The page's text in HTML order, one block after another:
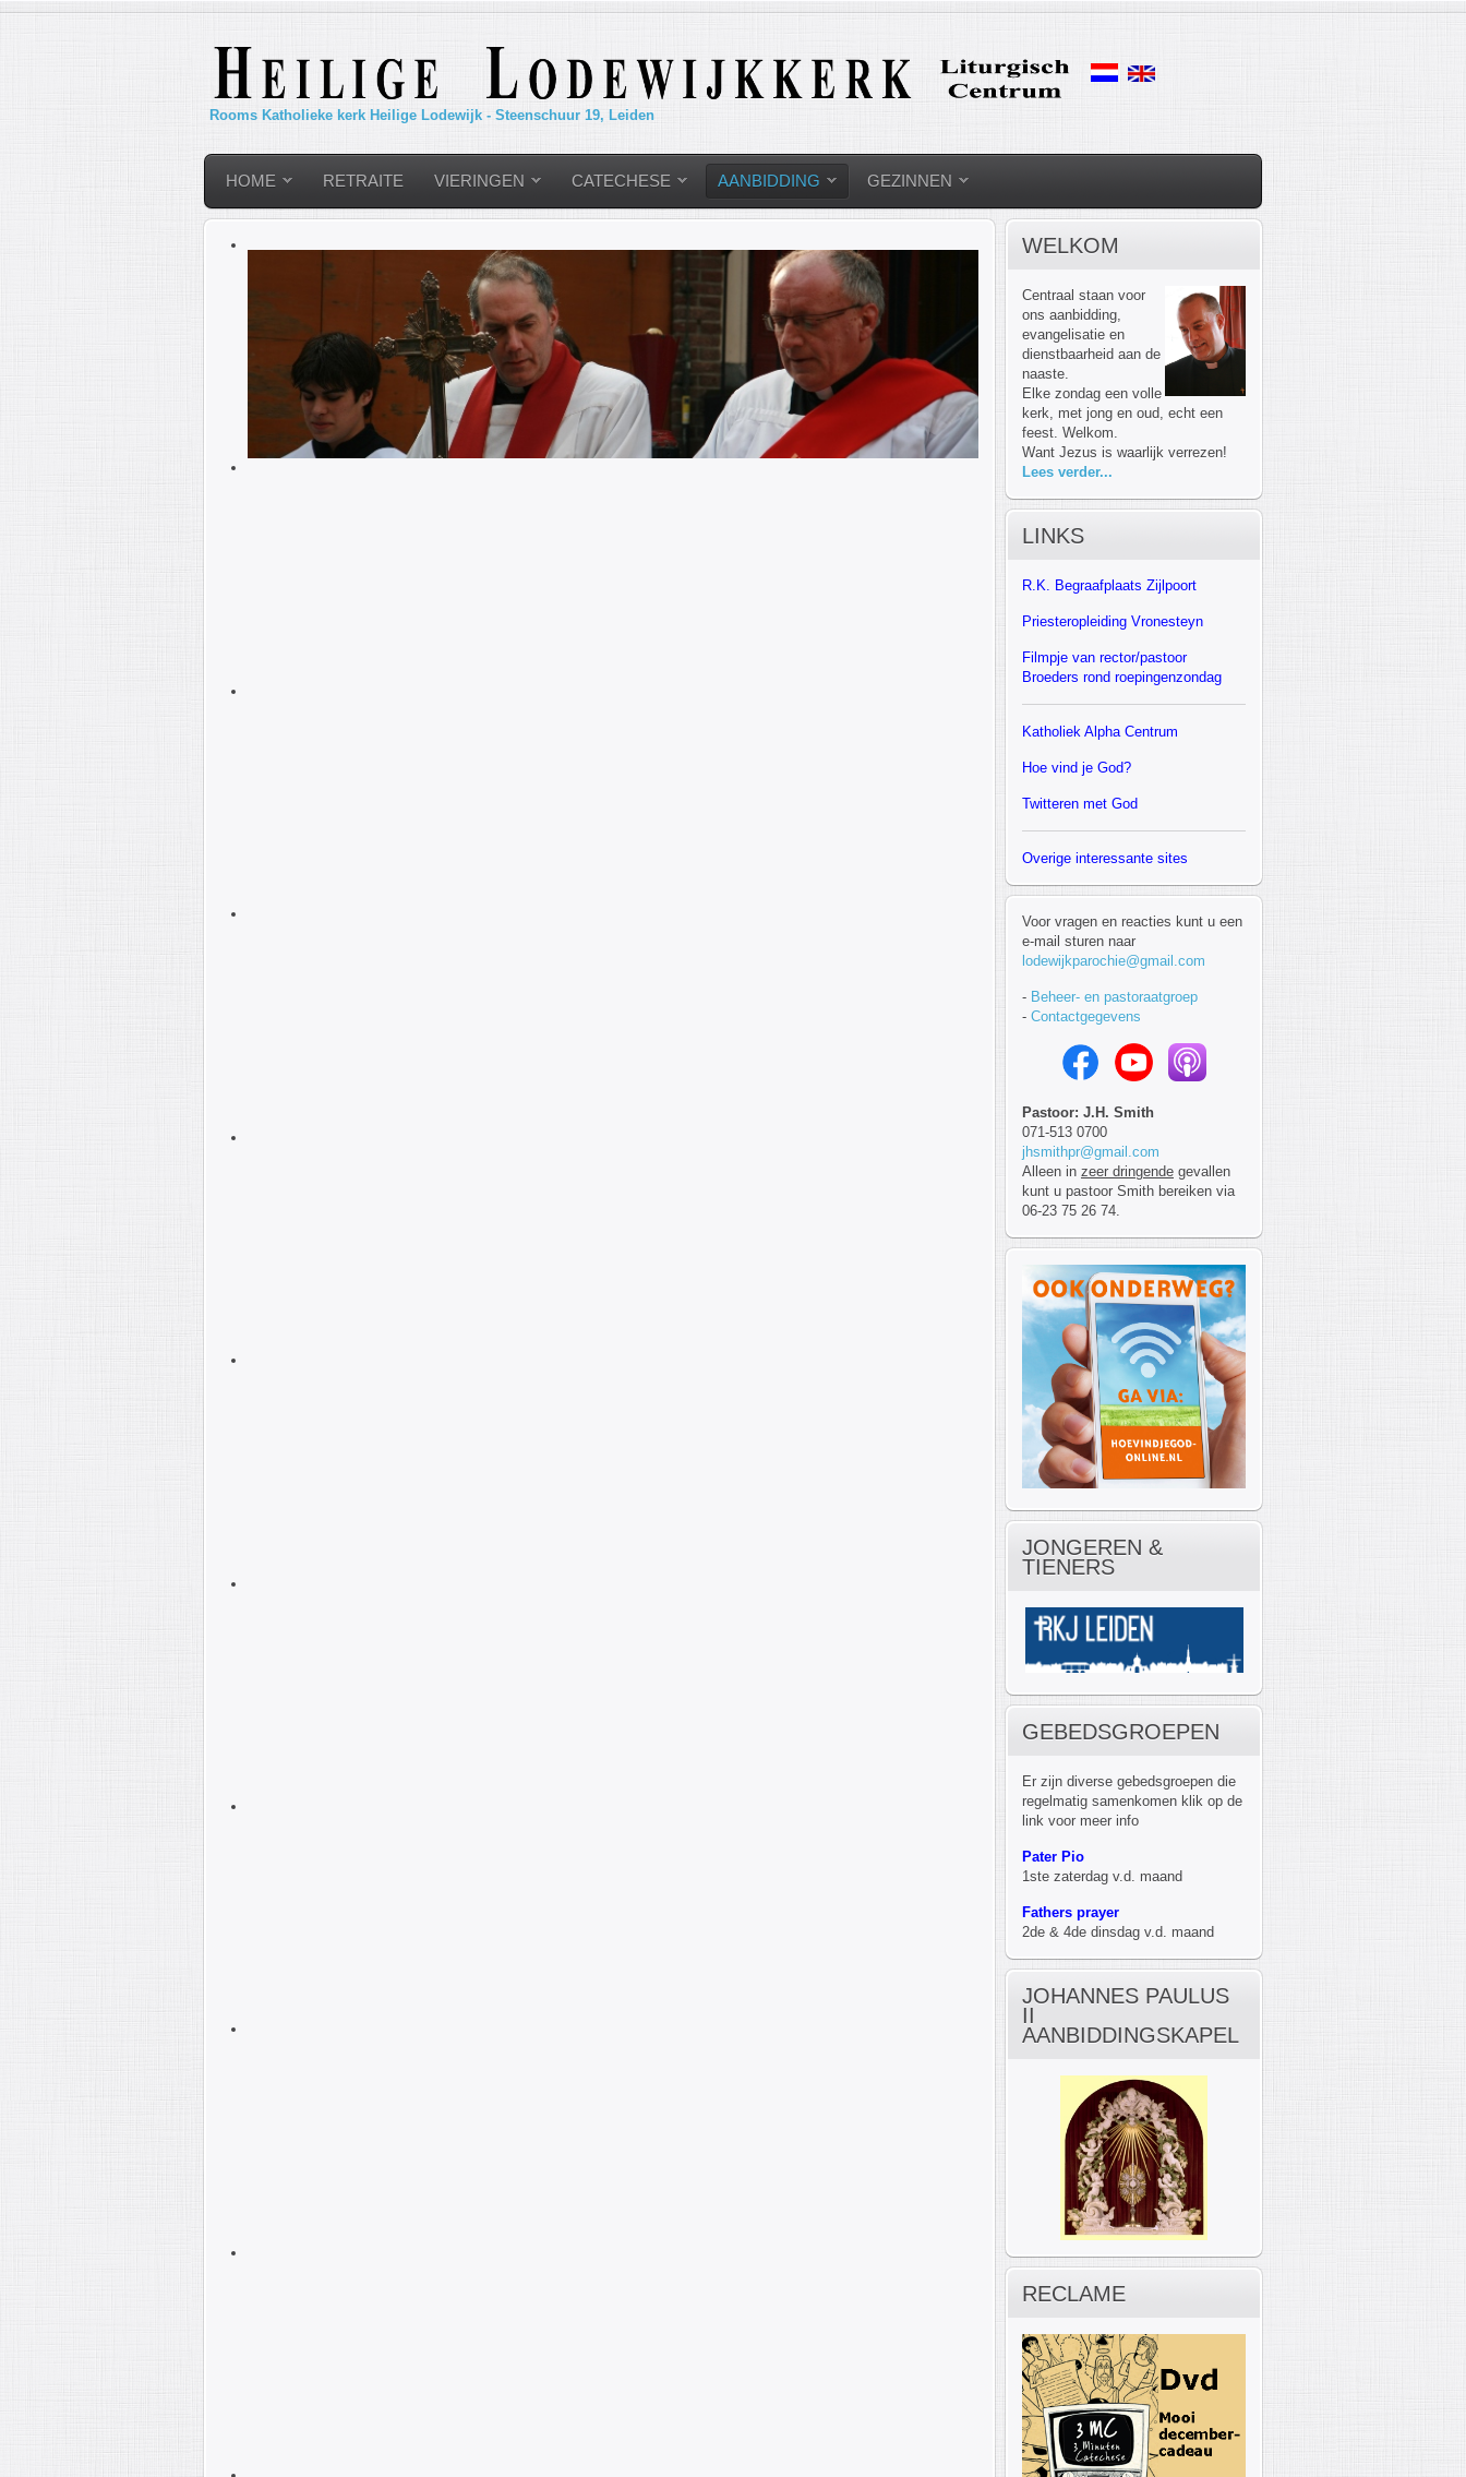
Rooms Katholieke kerk Heilige Lodewijk - Steenschuur 19, Leiden
HOME RETRAITE VIERINGEN CATECHESE AANBIDDING GEZINNEN
WELKOM
Centraal staan voor
ons aanbidding,
evangelisatie en
dienstbaarheid aan de
naaste.
Elke zondag een volle
kerk, met jong en oud, echt een
feest. Welkom.
Want Jezus is waarlijk verrezen!
Lees verder...
LINKS
R.K. Begraafplaats Zijlpoort
Priesteropleiding Vronesteyn
Filmpje van rector/pastoor
Broeders rond roepingenzondag
Katholiek Alpha Centrum
Hoe vind je God?
Twitteren met God
Overige interessante sites
Voor vragen en reacties kunt u een
e-mail sturen naar
lodewijkparochie@gmail.com
- Beheer- en pastoraatgroep
- Contactgegevens
Pastoor: J.H. Smith
071-513 0700
jhsmithpr@gmail.com
Alleen in zeer dringende gevallen
kunt u pastoor Smith bereiken via
06-23 75 26 74.
JONGEREN &
TIENERS
GEBEDSGROEPEN
Er zijn diverse gebedsgroepen die
regelmatig samenkomen klik op de
link voor meer info
Pater Pio
1ste zaterdag v.d. maand
Fathers prayer
2de & 4de dinsdag v.d. maand
JOHANNES PAULUS
II
AANBIDDINGSKAPEL
RECLAME